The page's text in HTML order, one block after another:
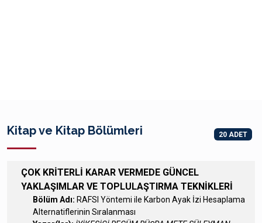
Kitap ve Kitap Bölümleri 20 ADET
ÇOK KRİTERLİ KARAR VERMEDE GÜNCEL
YAKLAŞIMLAR VE TOPLULAŞTIRMA TEKNİKLERİ
Bölüm Adı: RAFSI Yöntemi ile Karbon Ayak İzi Hesaplama
Alternatiflerinin Sıralanması